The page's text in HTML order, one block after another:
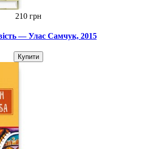
210 грн
— Улас Cамчук, 2015
Купити